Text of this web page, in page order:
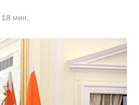
18 мин.